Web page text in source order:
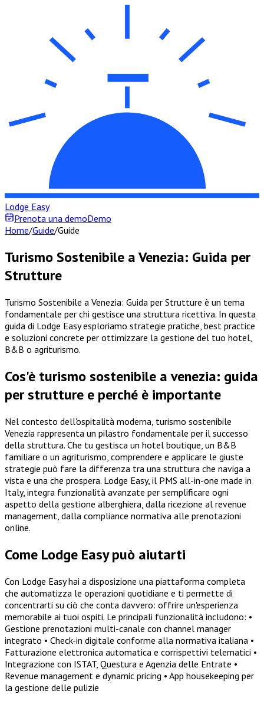
Lodge Easy
Prenota una demoDemo
Home/Guide/Guide
Turismo Sostenibile a Venezia: Guida per
Strutture
Turismo Sostenibile a Venezia: Guida per Strutture è un tema
fondamentale per chi gestisce una struttura ricettiva. In questa
guida di Lodge Easy esploriamo strategie pratiche, best practice
e soluzioni concrete per ottimizzare la gestione del tuo hotel,
B&B o agriturismo.
Cos'è turismo sostenibile a venezia: guida
per strutture e perché è importante
Nel contesto dell'ospitalità moderna, turismo sostenibile
Venezia rappresenta un pilastro fondamentale per il successo
della struttura. Che tu gestisca un hotel boutique, un B&B
familiare o un agriturismo, comprendere e applicare le giuste
strategie può fare la differenza tra una struttura che naviga a
vista e una che prospera. Lodge Easy, il PMS all-in-one made in
Italy, integra funzionalità avanzate per semplificare ogni
aspetto della gestione alberghiera, dalla ricezione al revenue
management, dalla compliance normativa alle prenotazioni
online.
Come Lodge Easy può aiutarti
Con Lodge Easy hai a disposizione una piattaforma completa
che automatizza le operazioni quotidiane e ti permette di
concentrarti su ciò che conta davvero: offrire un'esperienza
memorabile ai tuoi ospiti. Le principali funzionalità includono: •
Gestione prenotazioni multi-canale con channel manager
integrato • Check-in digitale conforme alla normativa italiana •
Fatturazione elettronica automatica e corrispettivi telematici •
Integrazione con ISTAT, Questura e Agenzia delle Entrate •
Revenue management e dynamic pricing • App housekeeping per
la gestione delle pulizie